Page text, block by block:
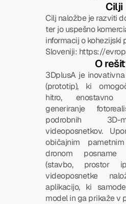
Cilji
Cilj naložbe je razviti
ter jo uspešno
informacij o kohezijski
Sloveniji: https://
O
3DplusA je
(prototip), ki
hitro, enostavno
generiranje
podrobnih
videoposnetkov.
običajnim
dronom
(stavbo, prostor
videoposnetke
aplikacijo, ki
model in ga prikaže v